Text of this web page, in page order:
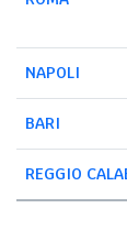
NAPOLI
BARI
REGGIO